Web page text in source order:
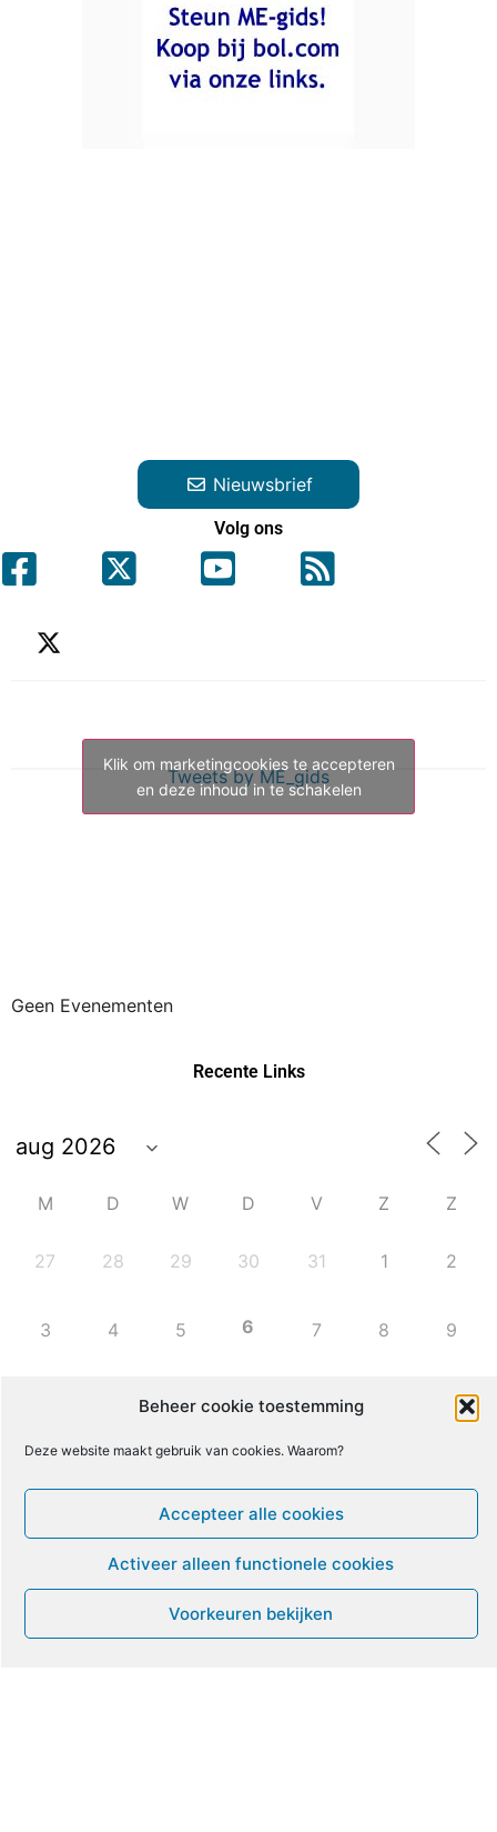
Beheer cookie toestemming
Deze website maakt gebruik van cookies. Waarom?
Accepteer alle cookies
Activeer alleen functionele cookies
Voorkeuren bekijken
Nieuwsbrief
Volg ons
Tweets by ME_gids
Klik om marketingcookies te accepteren
en deze inhoud in te schakelen
Geen Evenementen
Recente Links
M D W D V Z Z
27 28 29 30 31 1 2
3 4 5 6 7 8 9
12 13 14 16
24 25 26 27 28 29 30